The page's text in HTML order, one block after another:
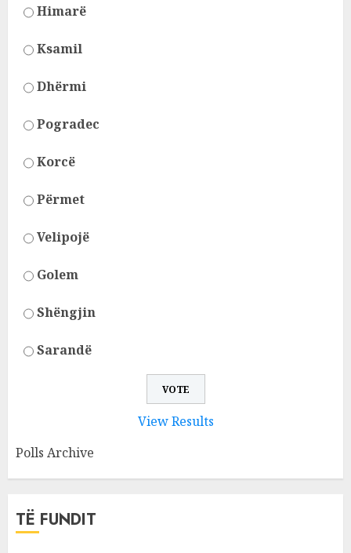
Himarë
Ksamil
Dhërmi
Pogradec
Korcë
Përmet
Velipojë
Golem
Shëngjin
Sarandë
View Results
Polls Archive
TË FUNDIT